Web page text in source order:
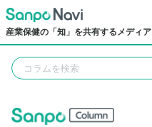
産業保健の「知」を共有するメディア